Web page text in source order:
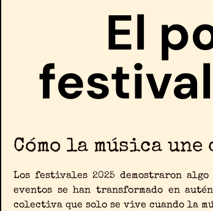
El
Cómo la música
Los festivales 2025 demostraron
eventos se han transformado en
colectiva que solo se vive cuando la